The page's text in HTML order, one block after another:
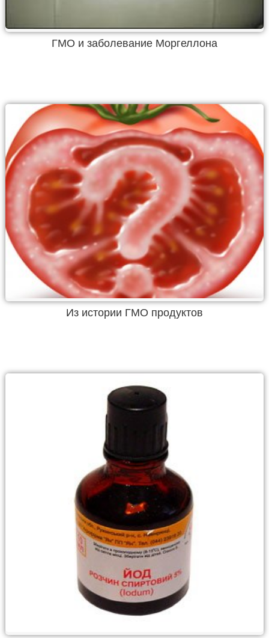
ГМО и заболевание Моргеллона
Из истории ГМО продуктов